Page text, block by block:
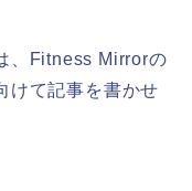
、Fitness Mirrorの
けて記事を書かせ